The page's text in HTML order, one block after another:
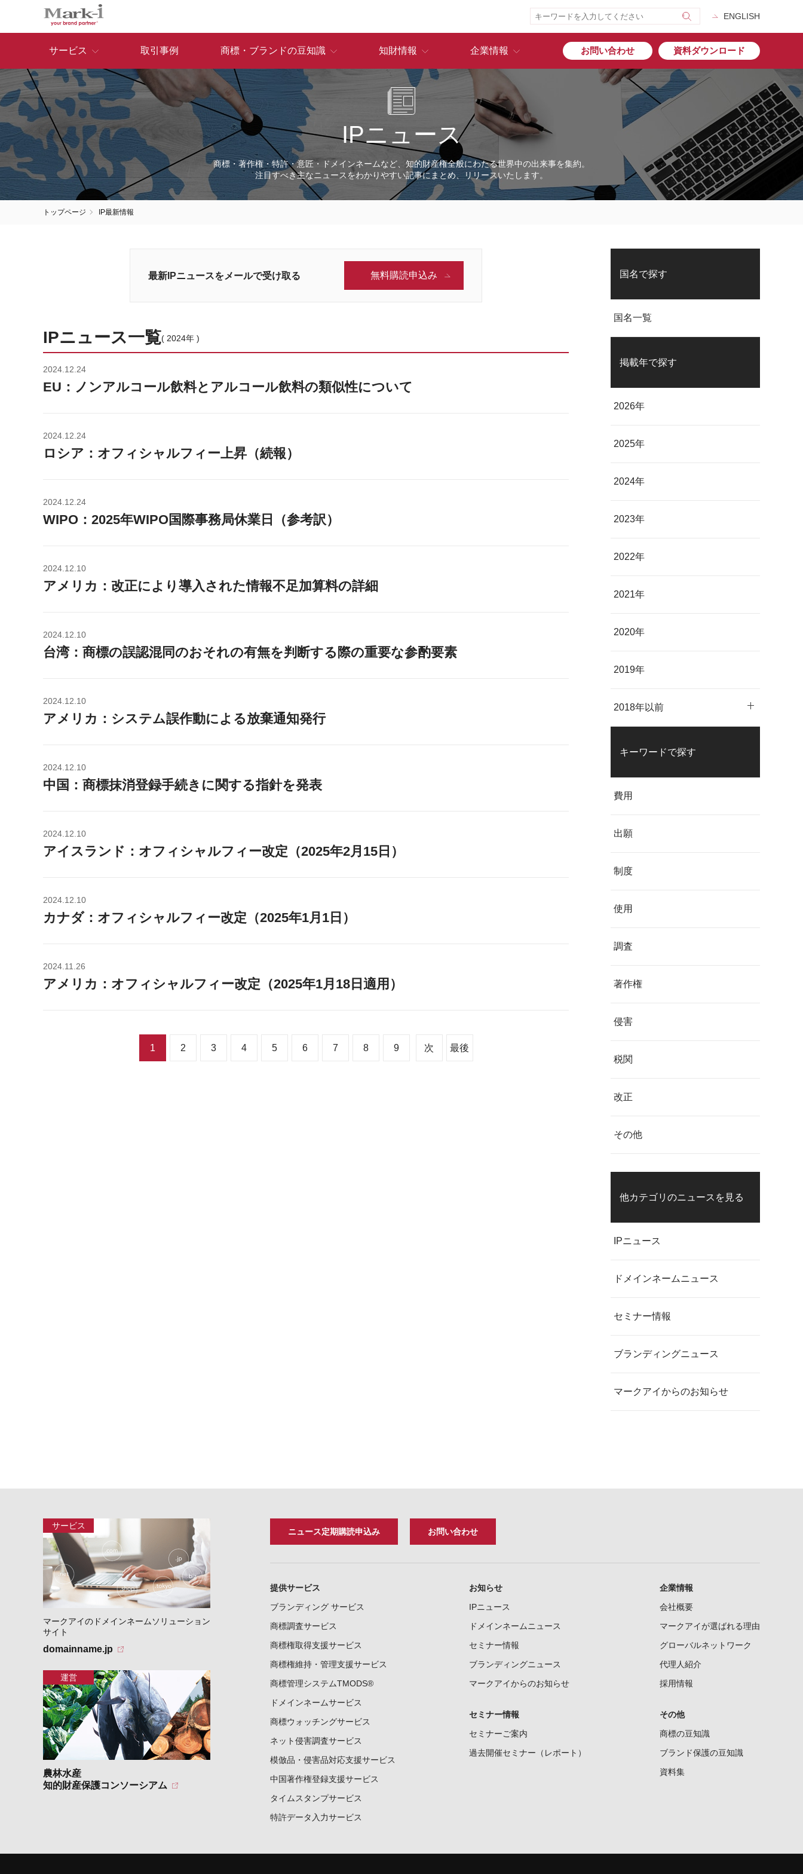
サービス 取引事例 商標・ブランドの豆知識 知財情報 企業情報 お問い合わせ 資料ダウンロード
ENGLISH
IPニュース
商標・著作権・特許・意匠・ドメインネームなど、知的財産権全般にわたる世界中の出来事を集約。
注目すべき主なニュースをわかりやすい記事にまとめ、リリースいたします。
トップページ IP最新情報
最新IPニュースをメールで受け取る 無料購読申込み
IPニュース一覧( 2024年 )
2024.12.24
EU：ノンアルコール飲料とアルコール飲料の類似性について
2024.12.24
ロシア：オフィシャルフィー上昇（続報）
2024.12.24
WIPO：2025年WIPO国際事務局休業日（参考訳）
2024.12.10
アメリカ：改正により導入された情報不足加算料の詳細
2024.12.10
台湾：商標の誤認混同のおそれの有無を判断する際の重要な参酌要素
2024.12.10
アメリカ：システム誤作動による放棄通知発行
2024.12.10
中国：商標抹消登録手続きに関する指針を発表
2024.12.10
アイスランド：オフィシャルフィー改定（2025年2月15日）
2024.12.10
カナダ：オフィシャルフィー改定（2025年1月1日）
2024.11.26
アメリカ：オフィシャルフィー改定（2025年1月18日適用）
1 2 3 4 5 6 7 8 9 次 最後
国名で探す
国名一覧
掲載年で探す
2026年
2025年
2024年
2023年
2022年
2021年
2020年
2019年
2018年以前
キーワードで探す
費用
出願
制度
使用
調査
著作権
侵害
税関
改正
その他
他カテゴリのニュースを見る
IPニュース
ドメインネームニュース
セミナー情報
ブランディングニュース
マークアイからのお知らせ
マークアイのドメインネームソリューション
サイト
domainname.jp
農林水産
知的財産保護コンソーシアム
ニュース定期購読申込み お問い合わせ
提供サービス
ブランディング サービス
商標調査サービス
商標権取得支援サービス
商標権維持・管理支援サービス
商標管理システムTMODS®
ドメインネームサービス
商標ウォッチングサービス
ネット侵害調査サービス
模倣品・侵害品対応支援サービス
中国著作権登録支援サービス
タイムスタンプサービス
特許データ入力サービス
お知らせ
IPニュース
ドメインネームニュース
セミナー情報
ブランディングニュース
マークアイからのお知らせ
セミナー情報
セミナーご案内
過去開催セミナー（レポート）
企業情報
会社概要
マークアイが選ばれる理由
グローバルネットワーク
代理人紹介
採用情報
その他
商標の豆知識
ブランド保護の豆知識
資料集